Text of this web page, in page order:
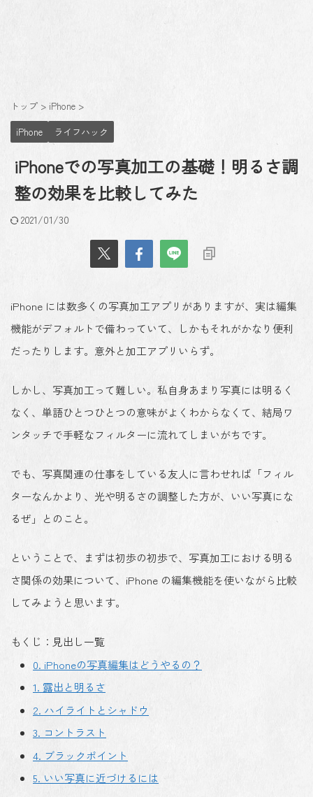
トップ > iPhone >
iPhone
ライフハック
iPhoneでの写真加工の基礎！明るさ調
整の効果を比較してみた
2021/01/30
iPhone には数多くの写真加工アプリがありますが、実は編集
機能がデフォルトで備わっていて、しかもそれがかなり便利
だったりします。意外と加工アプリいらず。
しかし、写真加工って難しい。私自身あまり写真には明るく
なく、単語ひとつひとつの意味がよくわからなくて、結局ワ
ンタッチで手軽なフィルターに流れてしまいがちです。
でも、写真関連の仕事をしている友人に言わせれば「フィル
ターなんかより、光や明るさの調整した方が、いい写真にな
るぜ」とのこと。
ということで、まずは初歩の初歩で、写真加工における明る
さ関係の効果について、iPhone の編集機能を使いながら比較
してみようと思います。
もくじ：見出し一覧
0. iPhoneの写真編集はどうやるの？
1. 露出と明るさ
2. ハイライトとシャドウ
3. コントラスト
4. ブラックポイント
5. いい写真に近づけるには